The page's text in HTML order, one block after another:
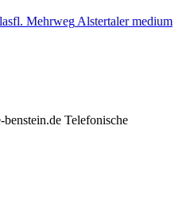
Alstertaler medium
Telefonische